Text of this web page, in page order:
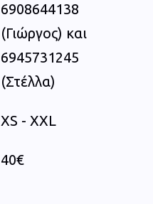
6908644138
(Γιώργος) και
6945731245
(Στέλλα)
XS - XXL
40€